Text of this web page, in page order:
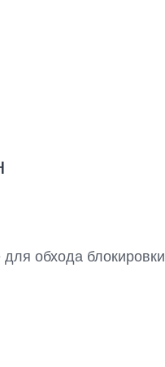
обхода блокировки